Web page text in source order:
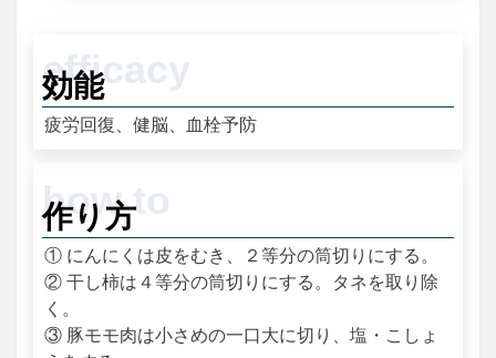
効能
疲労回復、健脳、血栓予防
作り方
① にんにくは皮をむき、２等分の筒切りにする。
② 干し柿は４等分の筒切りにする。タネを取り除
く。
③ 豚モモ肉は小さめの一口大に切り、塩・こしょ